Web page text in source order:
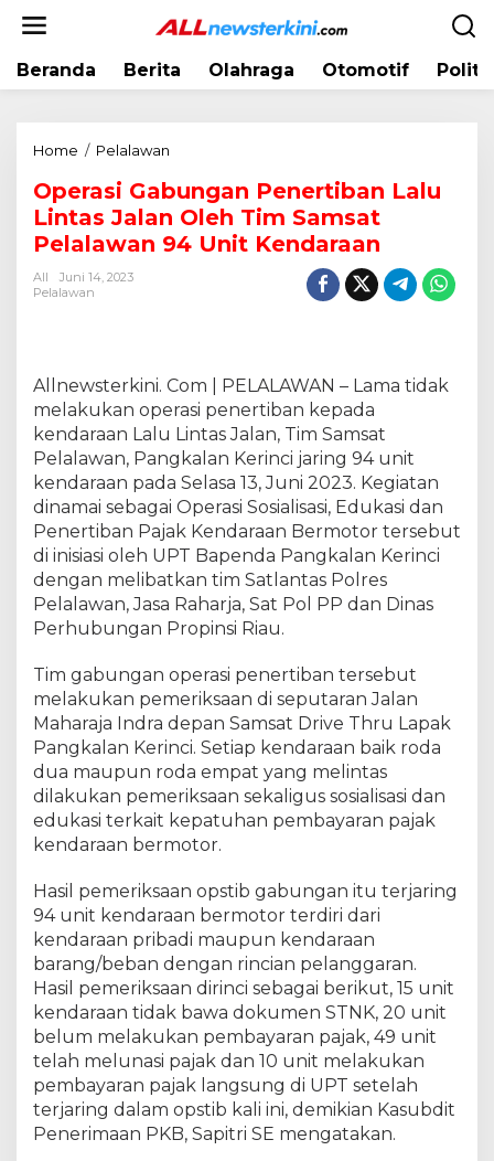
Beranda Berita Olahraga Otomotif
Home / Pelalawan
e
r
a
n
g
a
n
P
e
n
e
t
b
n
L
a
l
u
L
i
t
s
J
a
l
a
n
O
l
e
h
T
i
Operasi Gabungan Penertiban Lalu
Lintas Jalan Oleh Tim Samsat
Pelalawan 94 Unit Kendaraan
All
Juni 14, 2023
Pelalawan
Allnewsterkini. Com | PELALAWAN – Lama tidak
melakukan operasi penertiban kepada
kendaraan Lalu Lintas Jalan, Tim Samsat
Pelalawan, Pangkalan Kerinci jaring 94 unit
kendaraan pada Selasa 13, Juni 2023. Kegiatan
dinamai sebagai Operasi Sosialisasi, Edukasi dan
Penertiban Pajak Kendaraan Bermotor tersebut
di inisiasi oleh UPT Bapenda Pangkalan Kerinci
dengan melibatkan tim Satlantas Polres
Pelalawan, Jasa Raharja, Sat Pol PP dan Dinas
Perhubungan Propinsi Riau.
Tim gabungan operasi penertiban tersebut
melakukan pemeriksaan di seputaran Jalan
Maharaja Indra depan Samsat Drive Thru Lapak
Pangkalan Kerinci. Setiap kendaraan baik roda
dua maupun roda empat yang melintas
dilakukan pemeriksaan sekaligus sosialisasi dan
edukasi terkait kepatuhan pembayaran pajak
kendaraan bermotor.
Hasil pemeriksaan opstib gabungan itu terjaring
94 unit kendaraan bermotor terdiri dari
kendaraan pribadi maupun kendaraan
barang/beban dengan rincian pelanggaran.
Hasil pemeriksaan dirinci sebagai berikut, 15 unit
kendaraan tidak bawa dokumen STNK, 20 unit
belum melakukan pembayaran pajak, 49 unit
telah melunasi pajak dan 10 unit melakukan
pembayaran pajak langsung di UPT setelah
terjaring dalam opstib kali ini, demikian Kasubdit
Penerimaan PKB, Sapitri SE mengatakan.